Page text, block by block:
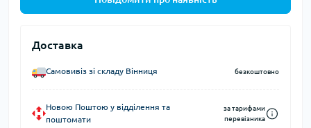
Доставка
Самовивіз зі складу Вінниця безкоштовно
Новою Поштою у відділення та
поштомати
за тарифами
перевізника